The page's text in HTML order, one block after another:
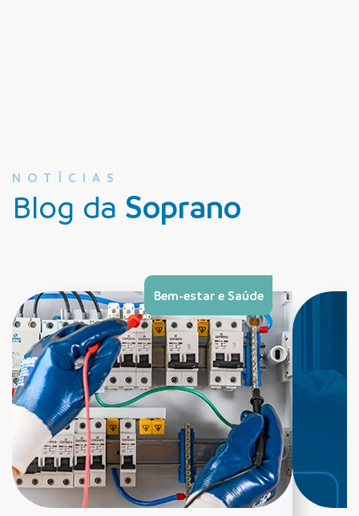
NOTÍCIAS
Blog da Soprano
Bem-estar e Saúde